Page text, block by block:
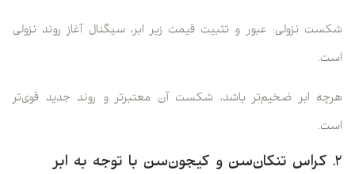
شکست نزولی: عبور و تثبیت قیمت زیر ابر، سیگنال آغاز روند نزولی
است.
هرچه ابر ضخیم‌تر باشد، شکست آن معتبرتر و روند جدید قوی‌تر
است.
۲. کراس تنکان‌سن و کیجون‌سن با توجه به ابر